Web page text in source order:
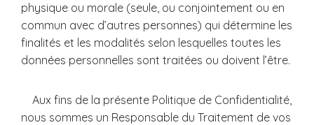
physique ou morale (seule, ou conjointement ou en
commun avec d’autres personnes) qui détermine les
finalités et les modalités selon lesquelles toutes les
données personnelles sont traitées ou doivent l’être.
Aux fins de la présente Politique de Confidentialité,
nous sommes un Responsable du Traitement de vos